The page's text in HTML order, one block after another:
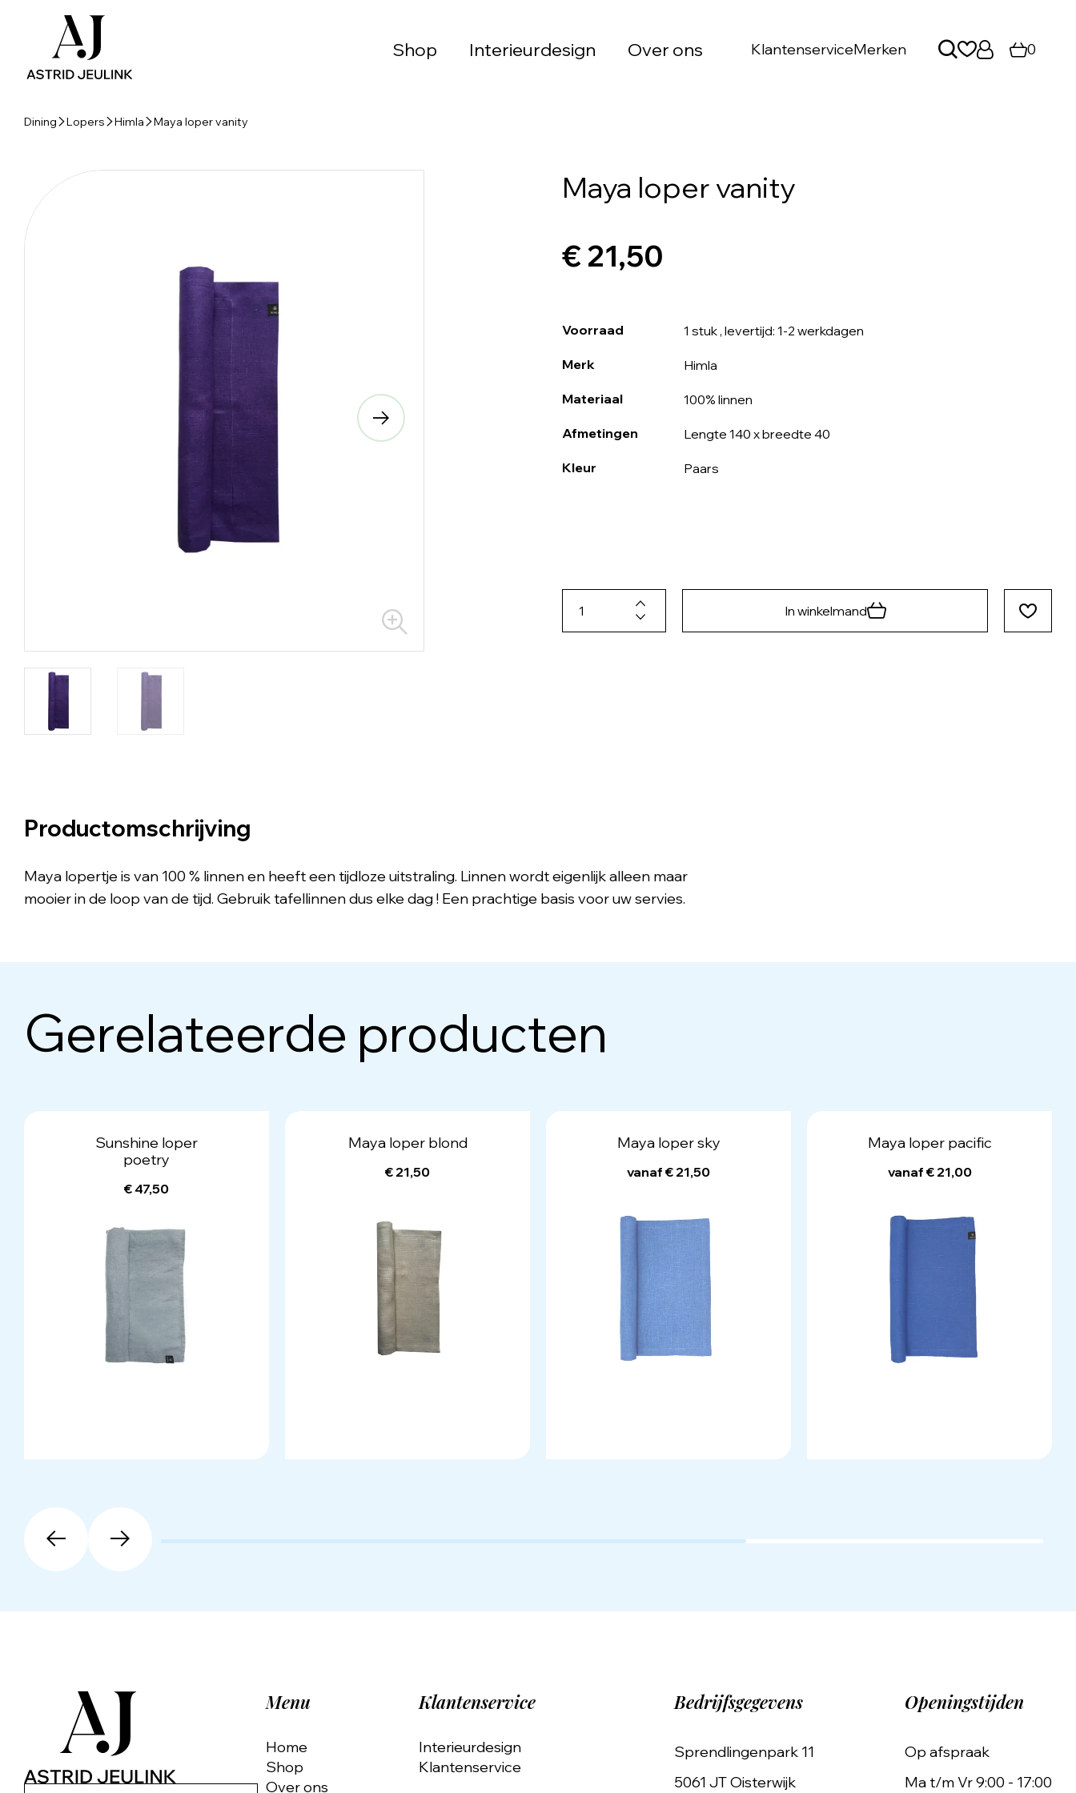
Shop Interieurdesign Over ons KlantenserviceMerken 0
Dining Lopers Himla Maya loper vanity
Maya loper vanity
€ 21,50
Voorraad 1 stuk, levertijd: 1-2 werkdagen
Merk Himla
Materiaal 100% linnen
Afmetingen Lengte 140 x breedte 40
Kleur Paars
In winkelmand
Productomschrijving
Maya lopertje is van 100 % linnen en heeft een tijdloze uitstraling. Linnen wordt eigenlijk alleen maar
mooier in de loop van de tijd. Gebruik tafellinnen dus elke dag ! Een prachtige basis voor uw servies.
Gerelateerde producten
Sunshine loper
poetry
€ 47,50
Maya loper blond
€ 21,50
Maya loper sky
vanaf € 21,50
Maya loper pacific
vanaf € 21,00
Menu
Home
Shop
Over ons
Klantenservice
Interieurdesign
Klantenservice
Bedrijfsgegevens
Sprendlingenpark 11
5061 JT Oisterwijk
Openingstijden
Op afspraak
Ma t/m Vr 9:00 - 17:00